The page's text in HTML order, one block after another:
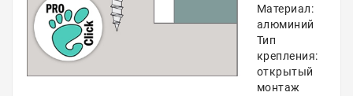
Материал:
алюминий
Тип
крепления:
открытый
монтаж